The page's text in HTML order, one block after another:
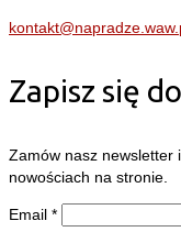
Zapisz się
Zamów nasz newsletter
nowościach na stronie.
Email *